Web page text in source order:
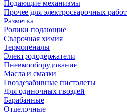
Подающие механизмы
Прочее для электросварочных работ
Разметка
Ролики подающие
Сварочная химия
Термопеналы
Электрододержатели
Пневмооборудование
Масла и смазки
Гвоздезабивные пистолеты
Для одиночных гвоздей
Барабанные
Отделочные